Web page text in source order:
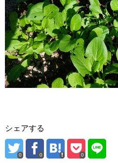
シェアする
0 0 0